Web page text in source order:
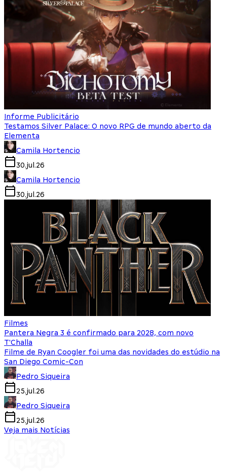
Informe Publicitário
Testamos Silver Palace: O novo RPG de mundo aberto da
Elementa
Camila Hortencio
30.jul.26
Camila Hortencio
30.jul.26
Filmes
Pantera Negra 3 é confirmado para 2028, com novo
T'Challa
Filme de Ryan Coogler foi uma das novidades do estúdio na
San Diego Comic-Con
Pedro Siqueira
25.jul.26
Pedro Siqueira
25.jul.26
Veja mais Notícias